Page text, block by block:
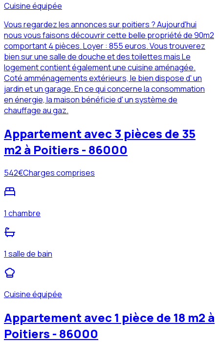
Cuisine équipée
Vous regardez les annonces sur poitiers ? Aujourd'hui
nous vous faisons découvrir cette belle propriété de 90m2
comportant 4 pièces. Loyer : 855 euros. Vous trouverez
bien sur une salle de douche et des toilettes mais Le
logement contient également une cuisine aménagée.
Coté amménagements extérieurs, le bien dispose d' un
jardin et un garage. En ce qui concerne la consommation
en énergie, la maison bénéficie d' un système de
chauffage au gaz.
Appartement avec 3 pièces de 35
m2 à Poitiers - 86000
542€Charges comprises
1 chambre
1 salle de bain
Cuisine équipée
Appartement avec 1 pièce de 18 m2 à
Poitiers - 86000